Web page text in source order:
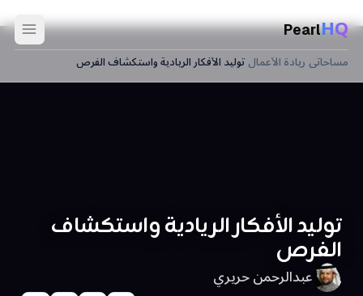
PearlHQ
مساحاتي ريادة الأعمالتوليد الأفكار الريادية واستكشاف الفرص
توليد الأفكار الريادية واستكشاف
الفرص
عبدالرحمن حريري